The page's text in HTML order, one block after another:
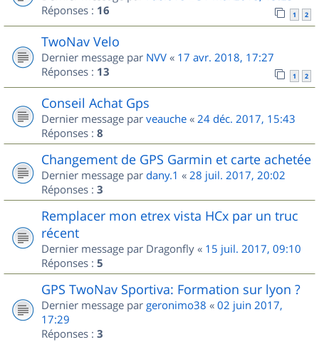
Réponses : 16 1 2
TwoNav Velo
Dernier message par NVV « 17 avr. 2018, 17:27
Réponses : 13 1 2
Conseil Achat Gps
Dernier message par veauche « 24 déc. 2017, 15:43
Réponses : 8
Changement de GPS Garmin et carte achetée
Dernier message par dany.1 « 28 juil. 2017, 20:02
Réponses : 3
Remplacer mon etrex vista HCx par un truc
récent
Dernier message par Dragonfly « 15 juil. 2017, 09:10
Réponses : 5
GPS TwoNav Sportiva: Formation sur lyon ?
Dernier message par geronimo38 « 02 juin 2017,
17:29
Réponses : 3